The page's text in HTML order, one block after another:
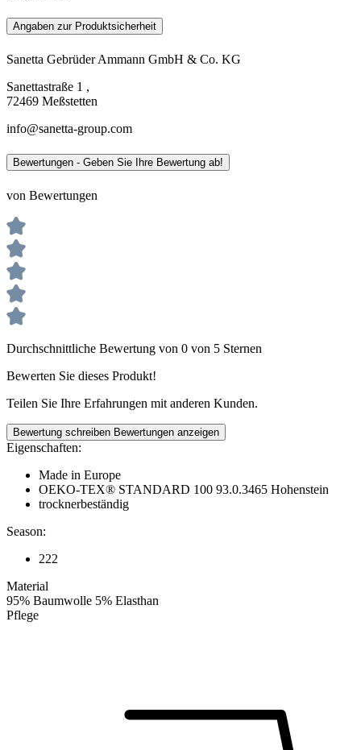
Angaben zur Produktsicherheit
Sanetta Gebrüder Ammann GmbH & Co. KG
Sanettastraße 1 ,
72469 Meßstetten
info@sanetta-group.com
Bewertungen - Geben Sie Ihre Bewertung ab!
von Bewertungen
Durchschnittliche Bewertung von 0 von 5 Sternen
Bewerten Sie dieses Produkt!
Teilen Sie Ihre Erfahrungen mit anderen Kunden.
Bewertung schreiben Bewertungen anzeigen
Eigenschaften:
Made in Europe
OEKO-TEX® STANDARD 100 93.0.3465 Hohenstein
trocknerbeständig
Season:
222
Material
95% Baumwolle 5% Elasthan
Pflege